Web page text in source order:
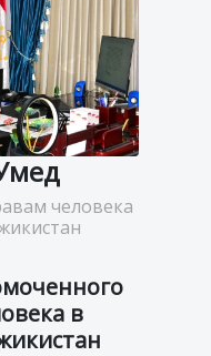
человека
в